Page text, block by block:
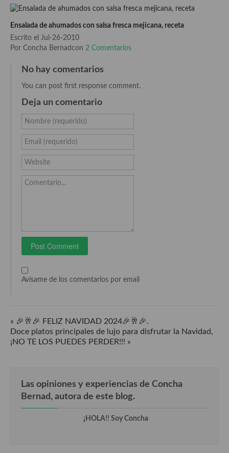
Cocina Andaluza
Cocina Aragonesa
Cocina Asturiana
Cocina Balear
Cocina Canaria
Cocina Castilla – La Mancha
Cocina Catalana
Cocina Extremeña
Cocina Murciana
Cocina Navarra
Cocina Riojana
Cocina Europea
Cocina Belga
Ensalada de ahumados con salsa fresca mejicana, receta
Escrito el Jul-26-2010
Por Concha Bernadcon 2 Comentarios
No hay comentarios
You can post first response comment.
Deja un comentario
Nombre (requerido)
Email (requerido)
Website
Comentario...
Avísame de los comentarios por email
« 🎉🥂🎉 FELIZ NAVIDAD 2024🎉🥂🎉.
Doce platos principales de lujo para disfrutar la Navidad,
¡NO TE LOS PUEDES PERDER!!! »
Las opiniones y experiencias de Concha
Bernad, autora de este blog.
¡HOLA!! Soy Concha